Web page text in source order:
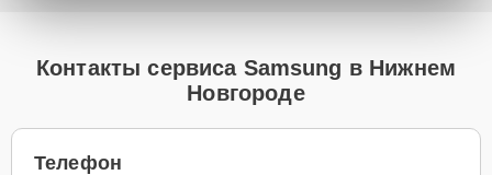
Контакты сервиса Samsung в Нижнем
Новгороде
Телефон